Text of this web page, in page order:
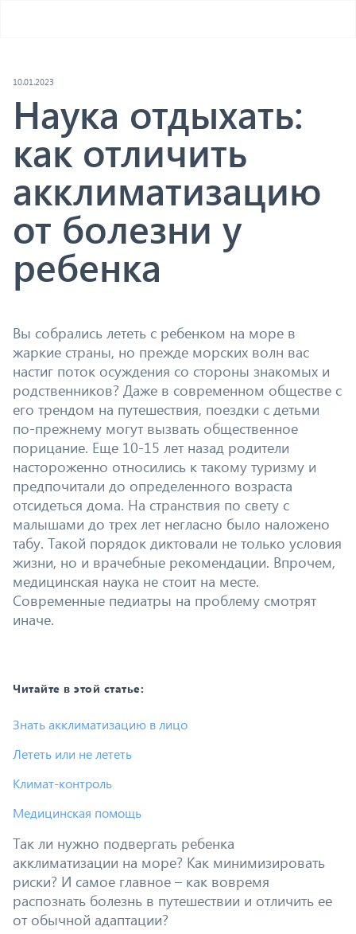
10.01.2023
Наука отдыхать:
как отличить
акклиматизацию
от болезни у
ребенка
Вы собрались лететь с ребенком на море в
жаркие страны, но прежде морских волн вас
настиг поток осуждения со стороны знакомых и
родственников? Даже в современном обществе с
его трендом на путешествия, поездки с детьми
по-прежнему могут вызвать общественное
порицание. Еще 10-15 лет назад родители
настороженно относились к такому туризму и
предпочитали до определенного возраста
отсидеться дома. На странствия по свету с
малышами до трех лет негласно было наложено
табу. Такой порядок диктовали не только условия
жизни, но и врачебные рекомендации. Впрочем,
медицинская наука не стоит на месте.
Современные педиатры на проблему смотрят
иначе.
Читайте в этой статье:
Знать акклиматизацию в лицо
Лететь или не лететь
Климат-контроль
Медицинская помощь
Так ли нужно подвергать ребенка
акклиматизации на море? Как минимизировать
риски? И самое главное – как вовремя
распознать болезнь в путешествии и отличить ее
от обычной адаптации?